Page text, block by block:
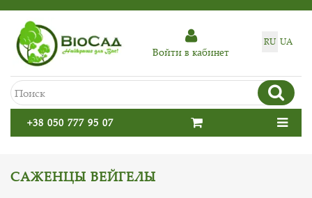
RU UA
Войти в кабинет
+38 050 777 95 07
САЖЕНЦЫ ВЕЙГЕЛЫ